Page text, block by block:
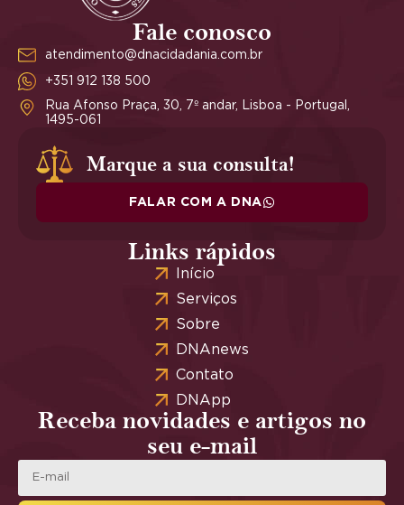
Fale conosco
atendimento@dnacidadania.com.br
+351 912 138 500
Rua Afonso Praça, 30, 7º andar, Lisboa - Portugal,
1495-061
Marque a sua consulta!
FALAR COM A DNA
Links rápidos
Início
Serviços
Sobre
DNAnews
Contato
DNApp
Receba novidades e artigos no
seu e-mail